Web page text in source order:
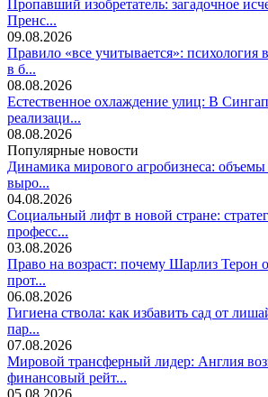
Пропавший изобретатель: загадочное
Пренс...
09.08.2026
Правило «все учитывается»: психология
в б...
08.08.2026
Естественное охлаждение улиц: В
реализаци...
08.08.2026
Популярные новости
Динамика мирового агробизнеса: объемы
выро...
04.08.2026
Социальный лифт в новой стране:
професс...
03.08.2026
Право на возраст: почему Шарлиз Терон
прот...
06.08.2026
Гигиена ствола: как избавить сад от
пар...
07.08.2026
Мировой трансферный лидер: Англия
финансовый рейт...
05.08.2026